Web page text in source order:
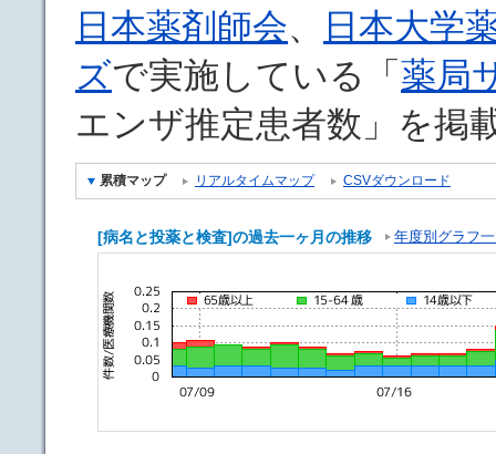
日本薬剤師会、
日本大学
ズで実施している「 薬局
エンザ推定患者数」を掲
累積マップ リアルタイムマップ CSVダウンロード
[病名と投薬と検査]の過去一ヶ月の推移 年度別グラフ